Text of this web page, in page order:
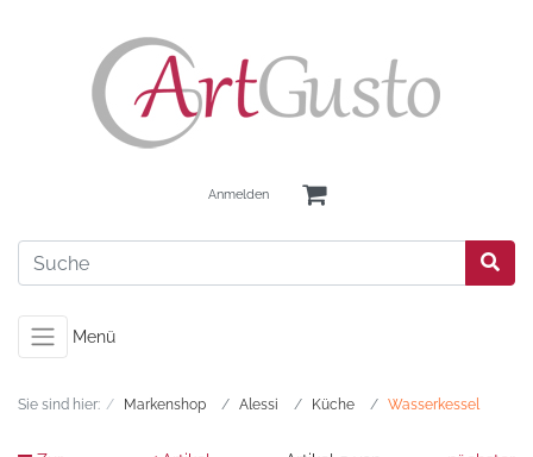
Anmelden
Menü
Sie sind hier: Markenshop Alessi Küche Wasserkessel